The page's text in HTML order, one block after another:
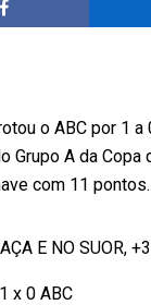
o ABC por 1
Grupo A da
com 11 pontos.
E NO SUOR,
x 0 ABC